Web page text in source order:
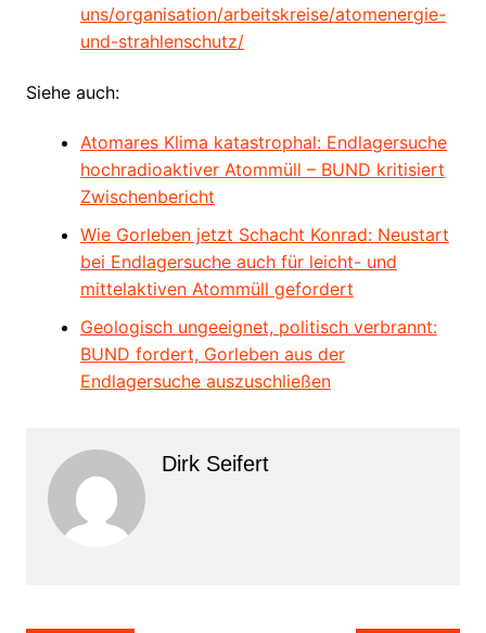
uns/organisation/arbeitskreise/atomenergie-
und-strahlenschutz/
Siehe auch:
Atomares Klima katastrophal: Endlagersuche
hochradioaktiver Atommüll – BUND kritisiert
Zwischenbericht
Wie Gorleben jetzt Schacht Konrad: Neustart
bei Endlagersuche auch für leicht- und
mittelaktiven Atommüll gefordert
Geologisch ungeeignet, politisch verbrannt:
BUND fordert, Gorleben aus der
Endlagersuche auszuschließen
Dirk Seifert